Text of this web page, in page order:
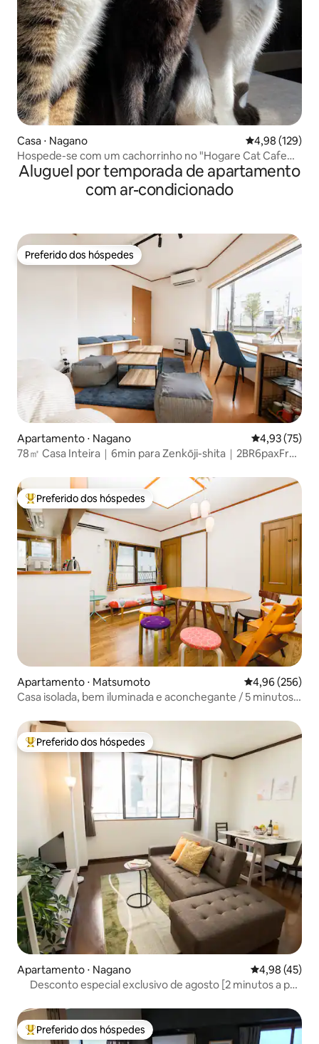
Casa ⋅ Nagano 4,98 de uma
4,98 (129)
Hospede-se com um cachorrinho no "Hogare Cat Cafe
Waneko Honten" - Apenas um grupo por dia, um pernoite
com café da manhã incluso
Aluguel por temporada de apartamento
com ar-condicionado
Preferido dos hóspedes
Preferido dos hóspedes
Apartamento ⋅ Nagano 4,93 de uma
4,93 (75)
78㎡ Casa Inteira｜6min para Zenkōji-shita｜2BR6paxFree
Entre os melhores preferidos dos hóspedes
Preferido dos hóspedes
Apartamento ⋅ Matsumoto 4,96 de uma
4,96 (256)
Casa isolada, bem iluminada e aconchegante / 5 minutos a
pessoas [Popotel 2 NIKAI]
Entre os melhores preferidos dos hóspedes
Preferido dos hóspedes
Apartamento ⋅ Nagano 4,98 de uma
4,98 (45)
Desconto especial exclusivo de agosto [2 minutos a pé
pessoas, cama confortável, desconto antecipado
Entre os melhores preferidos dos hóspedes
Preferido dos hóspedes